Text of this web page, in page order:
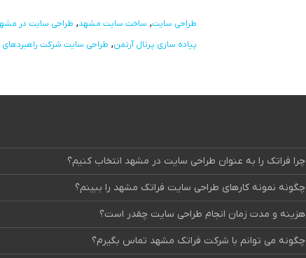
طراحی سایت ساخت سایت مشهد طراحی سایت در
پیاده سازی پرتال آرتمن طراحی سایت شرکت
چرا فراتک را به عنوان طراحی سایت در مشهد انتخاب کنیم؟
چگونه نمونه کارهای طراحی سایت فراتک مشهد را ببینم؟
هزینه و مدت زمان انجام طراحی سایت چقدر است؟
چگونه می توانم با شرکت فراتک مشهد تماس بگیرم؟